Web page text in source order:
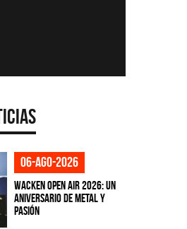
06-ago-2026
Wacken Open Air 2026: Un
aniversario de metal y
pasión